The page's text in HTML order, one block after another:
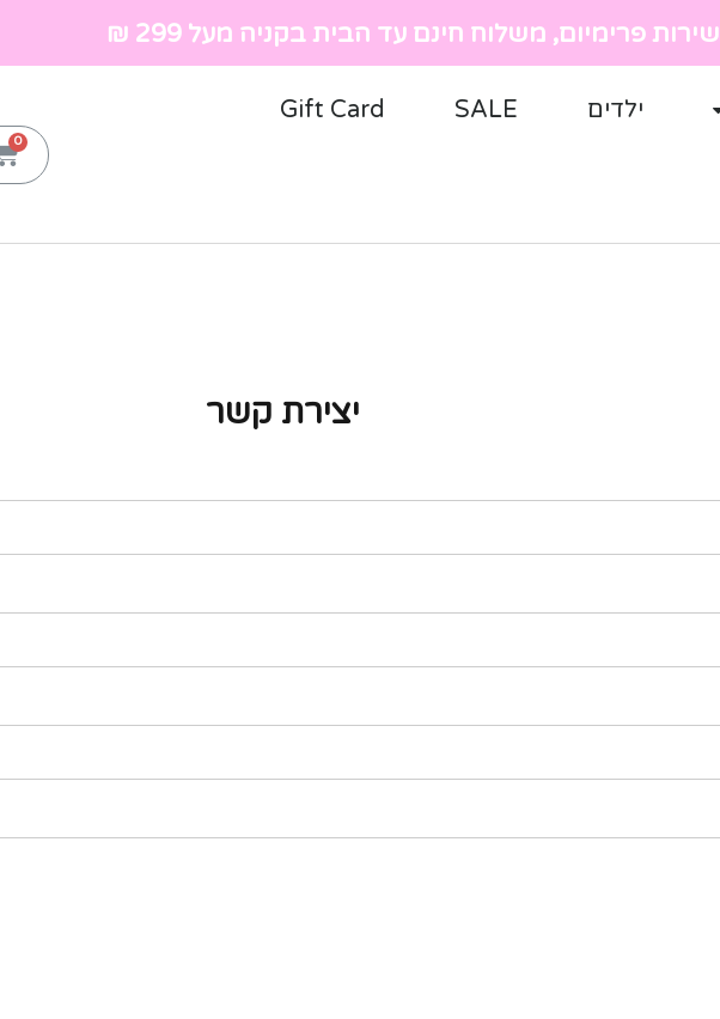
שירות פרימיום, משלוח חינם עד הבית בקניה מעל 299 ₪
ילדים SALE
Gift Card
יצירת קשר